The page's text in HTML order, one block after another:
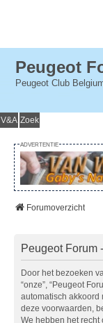
Peugeot
Peugeot Club
V&A Zoek
ADVERTENTIE
Forumoverzicht
Peugeot Forum
Door het bezoeken
“onze”, “Peugeot
automatisch akkoord
deze voorwaarden,
We hebben het recht